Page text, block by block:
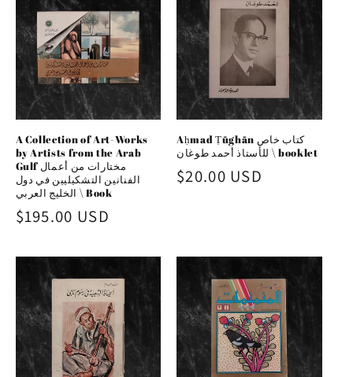
A Collection of Art-Works
by Artists from the Arab
Gulf مختارات من أعمال
الفنانين التشكيليين في دول
الخليج العربي \ Book
Regular
$195.00 USD
Aḥmad Ṭūghān كتاب خاص
للأستاذ أحمد طوغان \ booklet
Regular
$20.00 USD